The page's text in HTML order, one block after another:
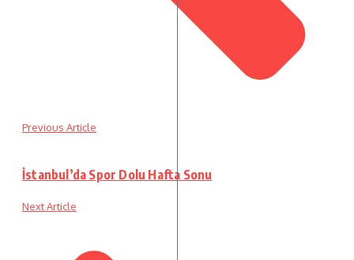
Previous Article
İstanbul’da Spor Dolu Hafta Sonu
Next Article